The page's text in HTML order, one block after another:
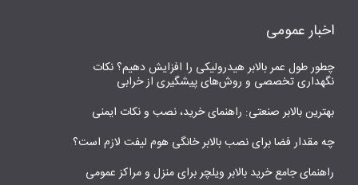
اخبار عمومی
چطور طول عمر بالابر هیدرولیکی را افزایش دهیم؟ نکات
نگهداری تخصصی و روش‌های پیشگیری از خرابی
بهترین بالابر صنعتی: راهنمای خرید، نصب و نکات ایمنی
چه مقدار فضا برای نصب بالابر خانگی هوم لیفت لازم است؟
راهنمای جامع خرید بالابر ویلچر برای منزل و مراکز عمومی